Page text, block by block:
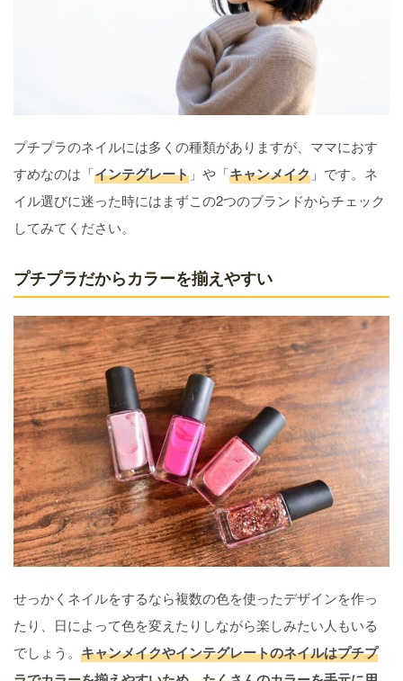
プチプラのネイルには多くの種類がありますが、ママにおす
すめなのは「インテグレート 」や「キャンメイク 」です。ネ
イル選びに迷った時にはまずこの2つのブランドからチェック
してみてください。
プチプラだからカラーを揃えやすい
せっかくネイルをするなら複数の色を使ったデザインを作っ
たり、日によって色を変えたりしながら楽しみたい人もいる
でしょう。 キャンメイクやインテグレートのネイルはプチプ